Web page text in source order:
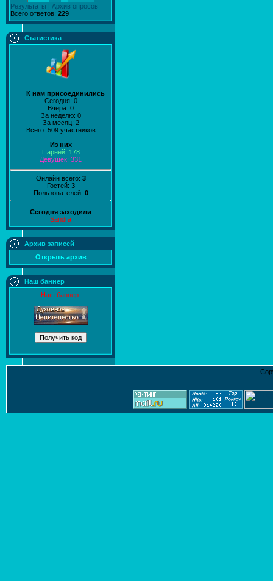
Результаты | Архив опросов
Всего ответов: 229
Статистика
К нам присоединились
Сегодня: 0
Вчера: 0
За неделю: 0
За месяц: 2
Всего: 509 участников
Из них
Парней: 178
Девушек: 331
Онлайн всего: 3
Гостей: 3
Пользователей: 0
Сегодня заходили
Sandra
Архив записей
Открыть архив
Наш баннер
Наш баннер: